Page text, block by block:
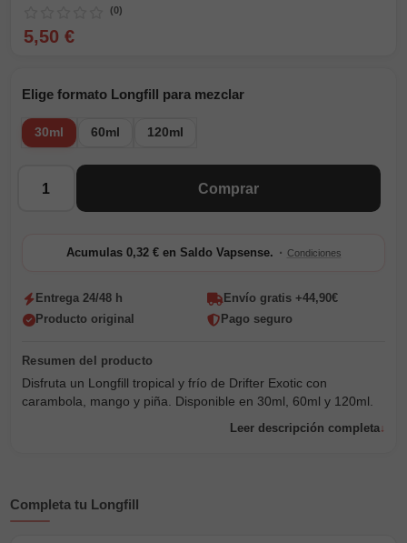
(0)
5,50 €
Elige formato Longfill para mezclar
30ml 60ml 120ml
Comprar
Acumulas 0,32 € en Saldo Vapsense. · Condiciones
Entrega 24/48 h
Envío gratis +44,90€
Producto original
Pago seguro
Disfruta un Longfill tropical y frío de Drifter Exotic con
carambola, mango y piña. Disponible en 30ml, 60ml y 120ml.
Leer descripción completa
Completa tu Longfill